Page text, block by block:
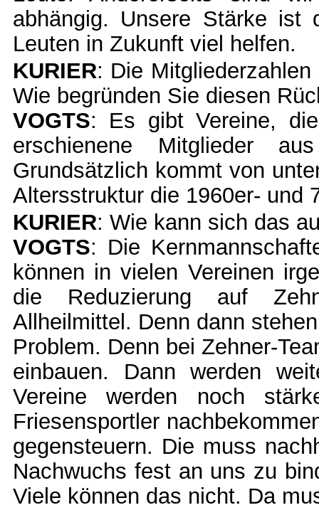
abhängig. Unsere Stärke ist
Leuten in Zukunft viel helfen.
KURIER: Die
Wie begründen Sie diesen
VOGTS: Es gibt Vereine,
erschienene Mitglieder
Grundsätzlich kommt von
Altersstruktur die 1960er- und
KURIER: Wie kann sich das
VOGTS: Die
können in vielen Vereinen
die Reduzierung auf
Allheilmittel. Denn dann
Problem. Denn bei Zehner-
einbauen. Dann werden
Vereine werden noch
Friesensportler
gegensteuern. Die muss
Nachwuchs fest an uns zu
Viele können das nicht. Da